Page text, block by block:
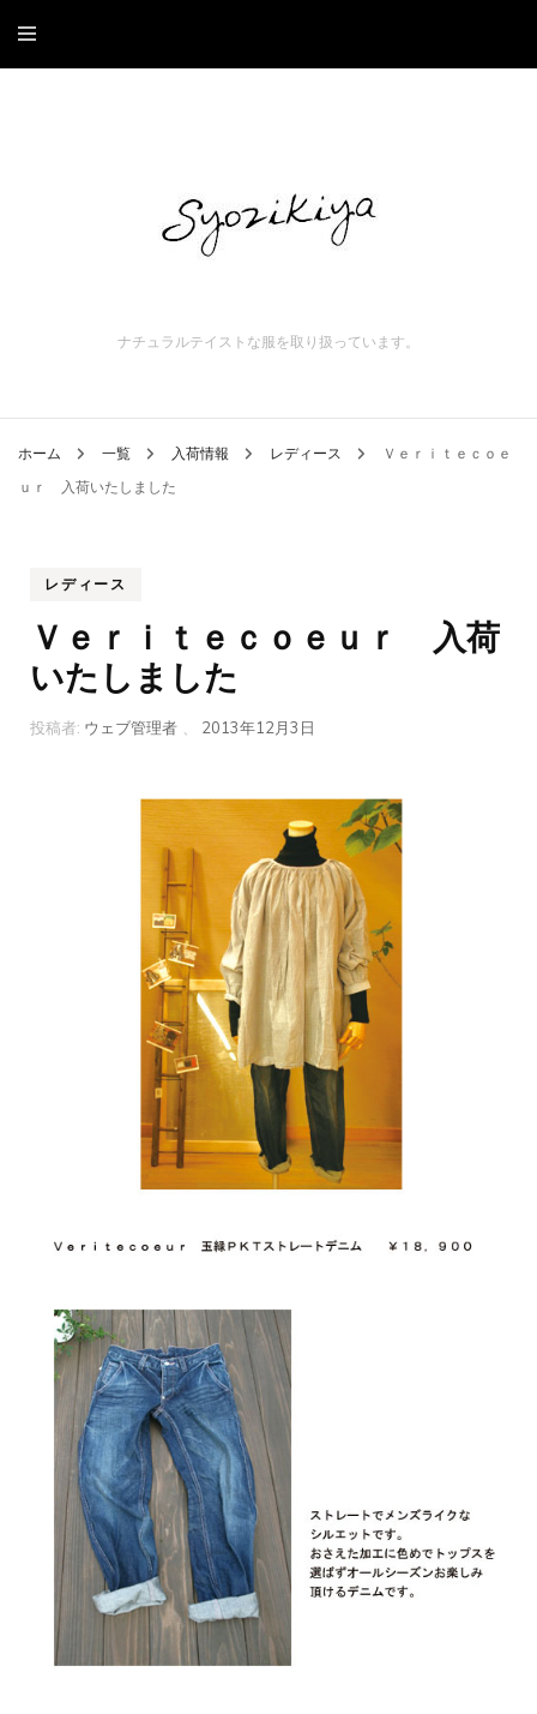
ナチュラルテイストな服を取り扱っています。
ホーム 一覧 入荷情報 レディース
Ｖｅｒｉｔｅｃｏｅ
ｕｒ 入荷いたしました
レディース
Ｖｅｒｉｔｅｃｏｅｕｒ 入荷
いたしました
投稿者: ウェブ管理者 、 2013年12月3日